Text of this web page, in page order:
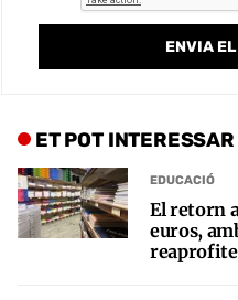
ET POT INTERESSAR
EDUCACIÓ
El retorn
euros,